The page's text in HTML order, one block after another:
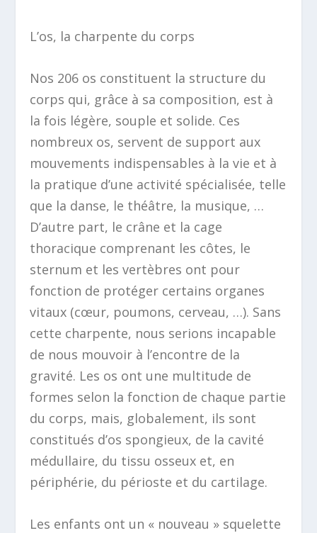
L’os, la charpente du corps
Nos 206 os constituent la structure du
corps qui, grâce à sa composition, est à
la fois légère, souple et solide. Ces
nombreux os, servent de support aux
mouvements indispensables à la vie et à
la pratique d’une activité spécialisée, telle
que la danse, le théâtre, la musique, …
D’autre part, le crâne et la cage
thoracique comprenant les côtes, le
sternum et les vertèbres ont pour
fonction de protéger certains organes
vitaux (cœur, poumons, cerveau, …). Sans
cette charpente, nous serions incapable
de nous mouvoir à l’encontre de la
gravité. Les os ont une multitude de
formes selon la fonction de chaque partie
du corps, mais, globalement, ils sont
constitués d’os spongieux, de la cavité
médullaire, du tissu osseux et, en
périphérie, du périoste et du cartilage.
Les enfants ont un « nouveau » squelette